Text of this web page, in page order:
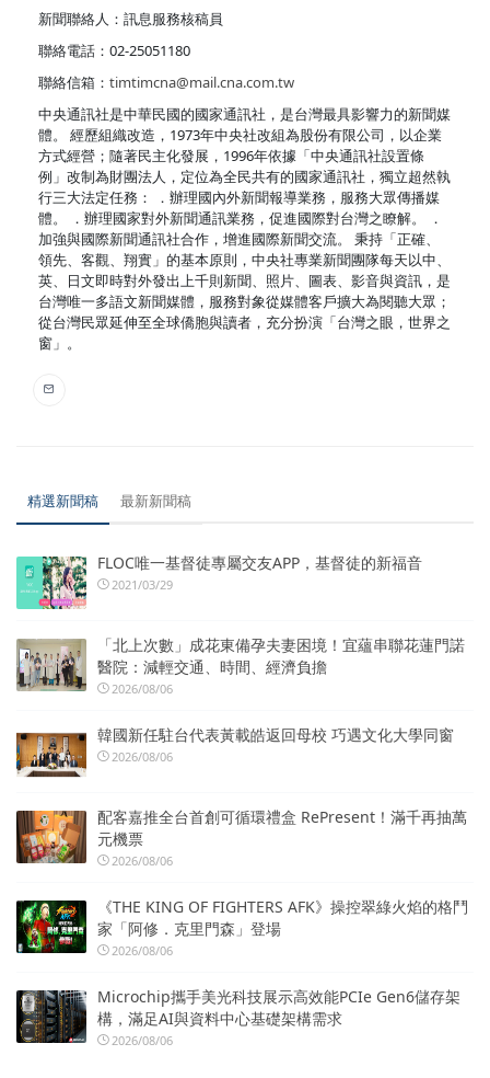
新聞聯絡人：訊息服務核稿員
聯絡電話：02-25051180
聯絡信箱： timtimcna@mail.cna.com.tw
中央通訊社是中華民國的國家通訊社，是台灣最具影響力的新聞媒
體。 經歷組織改造，1973年中央社改組為股份有限公司，以企業
方式經營；隨著民主化發展，1996年依據「中央通訊社設置條
例」改制為財團法人，定位為全民共有的國家通訊社，獨立超然執
行三大法定任務： ．辦理國內外新聞報導業務，服務大眾傳播媒
體。 ．辦理國家對外新聞通訊業務，促進國際對台灣之瞭解。 ．
加強與國際新聞通訊社合作，增進國際新聞交流。 秉持「正確、
領先、客觀、翔實」的基本原則，中央社專業新聞團隊每天以中、
英、日文即時對外發出上千則新聞、照片、圖表、影音與資訊，是
台灣唯一多語文新聞媒體，服務對象從媒體客戶擴大為閱聽大眾；
從台灣民眾延伸至全球僑胞與讀者，充分扮演「台灣之眼，世界之
窗」。
精選新聞稿 最新新聞稿
FLOC唯一基督徒專屬交友APP，基督徒的新福音
2021/03/29
「北上次數」成花東備孕夫妻困境！宜蘊串聯花蓮門諾
醫院：減輕交通、時間、經濟負擔
2026/08/06
韓國新任駐台代表黃載皓返回母校 巧遇文化大學同窗
2026/08/06
配客嘉推全台首創可循環禮盒 RePresent！滿千再抽萬
元機票
2026/08/06
《THE KING OF FIGHTERS AFK》操控翠綠火焰的格鬥
家「阿修．克里門森」登場
2026/08/06
Microchip攜手美光科技展示高效能PCIe Gen6儲存架
構，滿足AI與資料中心基礎架構需求
2026/08/06